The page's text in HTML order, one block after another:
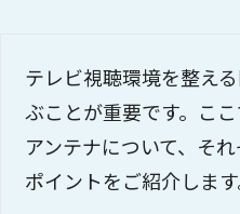
テレビ視聴環境を整え
ぶことが重要です。こ
アンテナについて、そ
ポイントをご紹介します